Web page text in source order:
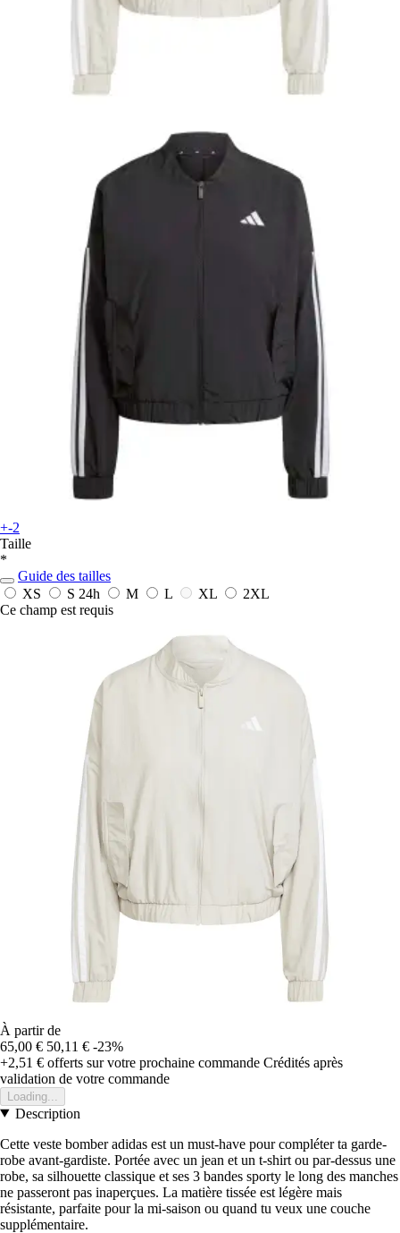
+-2
Taille
*
Guide des tailles
XS
S 24h M L XL
2XL
Ce champ est requis
À partir de
65,00 € 50,11 € -23%
+2,51 € offerts sur votre prochaine commande Crédités après
validation de votre commande
Loading...
Description
Cette veste bomber adidas est un must-have pour compléter ta garde-
robe avant-gardiste. Portée avec un jean et un t-shirt ou par-dessus une
robe, sa silhouette classique et ses 3 bandes sporty le long des manches
ne passeront pas inaperçues. La matière tissée est légère mais
résistante, parfaite pour la mi-saison ou quand tu veux une couche
supplémentaire.